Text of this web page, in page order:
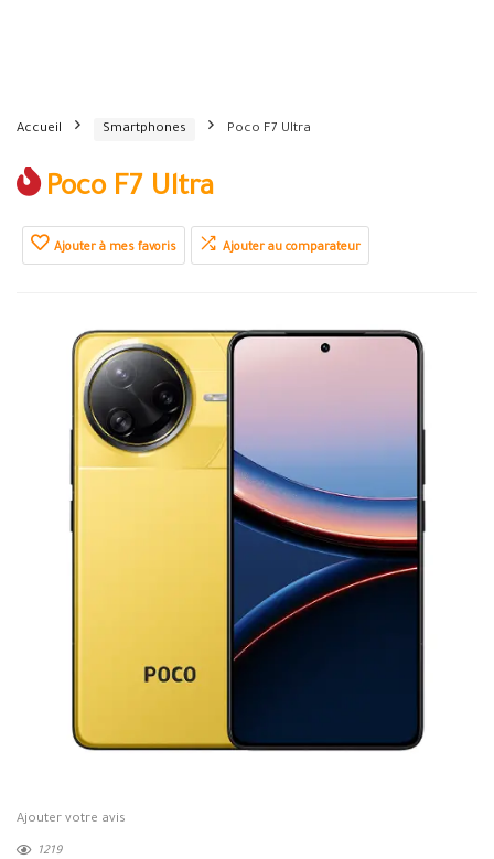
Accueil Smartphones Poco F7 Ultra
Poco F7 Ultra
Ajouter à mes favoris Ajouter au comparateur
Ajouter votre avis
1219